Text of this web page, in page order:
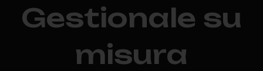
Gestionale su
misura